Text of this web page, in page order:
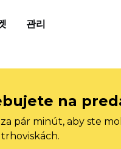
관리
na
pár minút, aby ste